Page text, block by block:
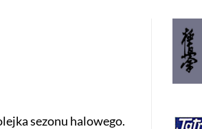
sezonu halowego.